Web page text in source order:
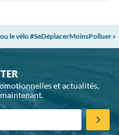
le vélo #SeDéplacerMoinsPolluer »
et actualités,